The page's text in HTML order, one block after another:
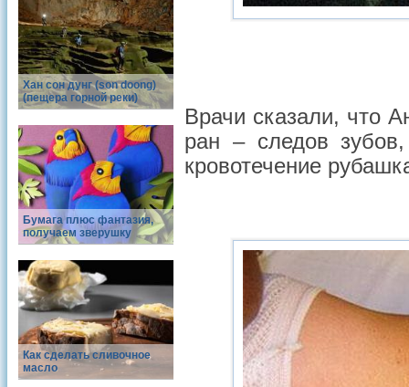
Хан сон дунг (son doong)
(пещера горной реки)
Бумага плюс фантазия,
получаем зверушку
Как сделать сливочное
масло
Врачи сказали, что
ран – следов
кровотечение